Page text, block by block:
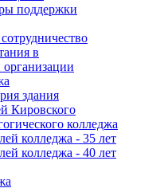
поддержки
в
организации
здания
Кировского
колледжа
колледжа - 35 лет
колледжа - 40 лет